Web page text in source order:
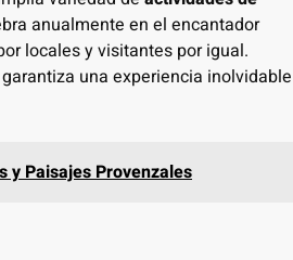
anualmente en el encantador
locales y visitantes por igual.
una experiencia inolvidable
y Paisajes Provenzales